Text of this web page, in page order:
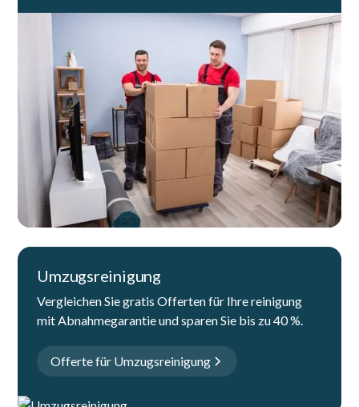
Umzugsreinigung
Vergleichen Sie gratis Offerten für Ihre reinigung
mit Abnahmegarantie und sparen Sie bis zu 40 %.
Offerte für Umzugsreinigung